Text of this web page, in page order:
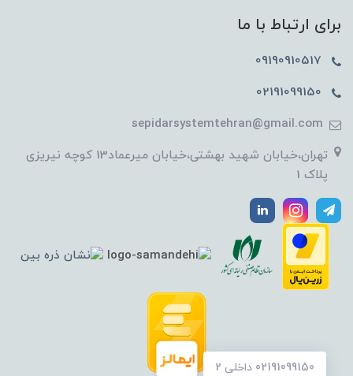
برای ارتباط با ما
sepidarsystemtehran@gmail.com
تهران،خیابان شهید بهشتی،خیابان میرعماد13 کوچه نیریزی
پلاک 1
02191099150 داخلی 2